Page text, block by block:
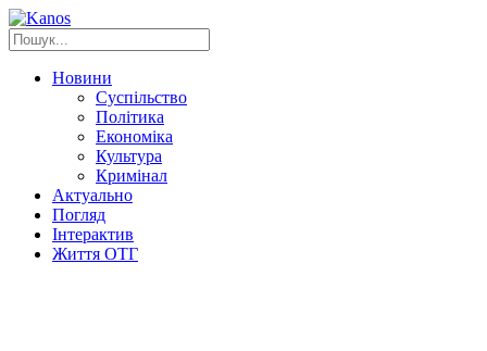
Новини
Суспільство
Політика
Економіка
Культура
Кримінал
Актуально
Погляд
Інтерактив
Життя ОТГ